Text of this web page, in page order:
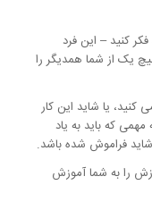
کنید – این فرد
یک از شما همدیگر را
یا شاید این کار
که باید به یاد
فراموش شده باشد.
را به شما آموزش